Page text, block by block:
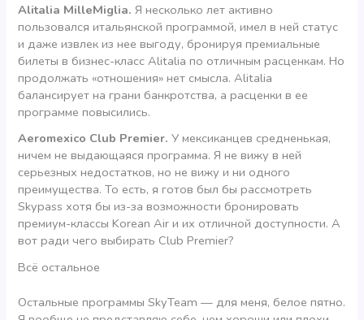
Alitalia MilleMiglia. Я несколько лет активно
пользовался итальянской программой, имел в ней статус
и даже извлек из нее выгоду, бронируя премиальные
билеты в бизнес-класс Alitalia по отличным расценкам. Но
продолжать «отношения» нет смысла. Alitalia
балансирует на грани банкротства, а расценки в ее
программе повысились.
Aeromexico Club Premier. У мексиканцев средненькая,
ничем не выдающаяся программа. Я не вижу в ней
серьезных недостатков, но не вижу и ни одного
преимущества. То есть, я готов был бы рассмотреть
Skypass хотя бы из-за возможности бронировать
премиум-классы Korean Air и их отличной доступности. А
вот ради чего выбирать Club Premier?
Всё остальное
Остальные программы SkyTeam — для меня, белое пятно.